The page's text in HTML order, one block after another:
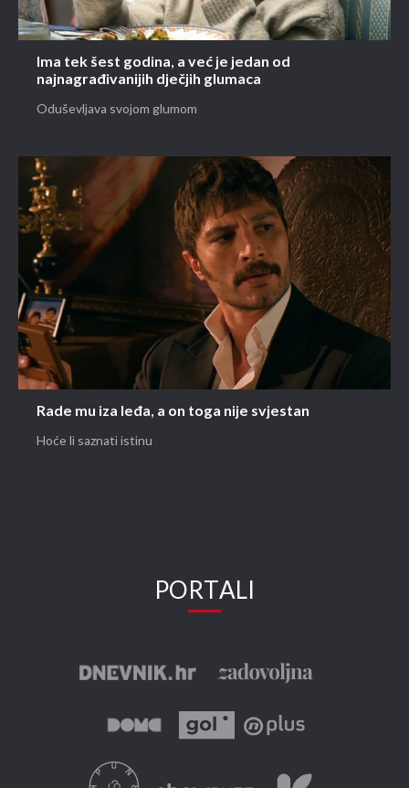
Ima tek šest godina, a već je jedan od
najnagrađivanijih dječjih glumaca
Oduševljava svojom glumom
Rade mu iza leđa, a on toga nije svjestan
Hoće li saznati istinu
PORTALI